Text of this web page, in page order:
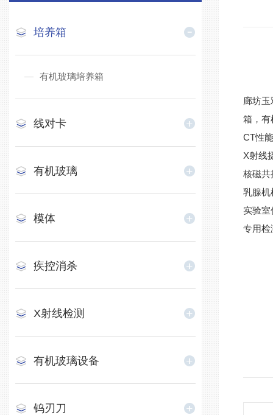
培养箱
有机玻璃培养箱
线对卡
有机玻璃
模体
疾控消杀
X射线检测
​有机玻璃设备
钨刃刀
廊坊
箱，有
CT性
X射线
核磁共
乳腺机
实验
专用检